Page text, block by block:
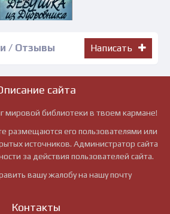
/ Отзывы Написать
сайта
мировой библиотеки в твоем кармане!
размещаются его пользователями или
источников. Администратор сайта
за действия пользователей сайта.
вашу жалобу на нашу почту
Контакты